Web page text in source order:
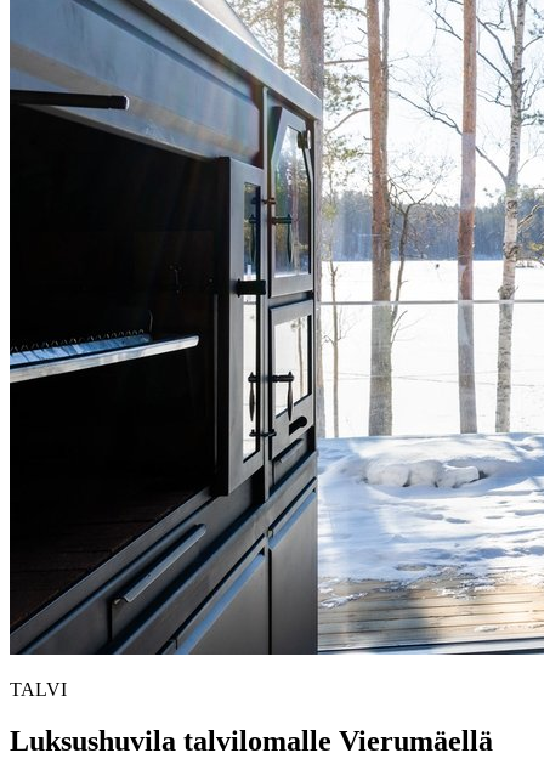
TALVI
Luksushuvila talvilomalle Vierumäellä